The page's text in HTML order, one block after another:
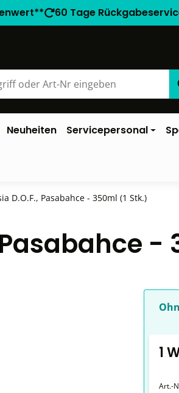
60 Tage
Neuheiten Servicepersonal
D.O.F., Pasabahce - 350ml (1 Stk.)
-
1
Art.-